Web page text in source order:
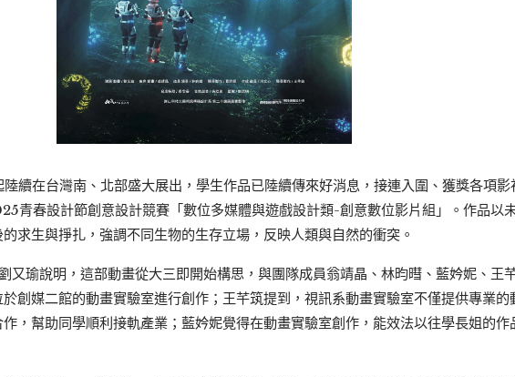
續在台灣南、北部盛大展出，學生作品已陸續傳來好消息，接連入圍、獲獎各項影
青春設計節創意設計競賽「數位多媒體與遊戲設計類-創意數位影片組」。作品以
求生與掙扎，強調不同生物的生存立場，反映人類與自然的衝突。
又瑜說明，這部動畫從大三即開始構思，與團隊成員翁靖晶、林昀暳、藍妗妮、王
創媒二館的動畫實驗室進行創作；王芊筑提到，視訊系動畫實驗室不僅提供專業的
，幫助同學順利接軌產業；藍妗妮覺得在動畫實驗室創作，能效法以往學長姐的作